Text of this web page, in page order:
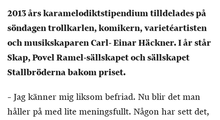
2013 års karamelodiktstipendium tilldelades på
söndagen trollkarlen, komikern, varietéartisten
och musikskaparen Carl- Einar Häckner. I år står
Skap, Povel Ramel-sällskapet och sällskapet
Stallbröderna bakom priset.
– Jag känner mig liksom befriad. Nu blir det man
håller på med lite meningsfullt. Någon har sett det,